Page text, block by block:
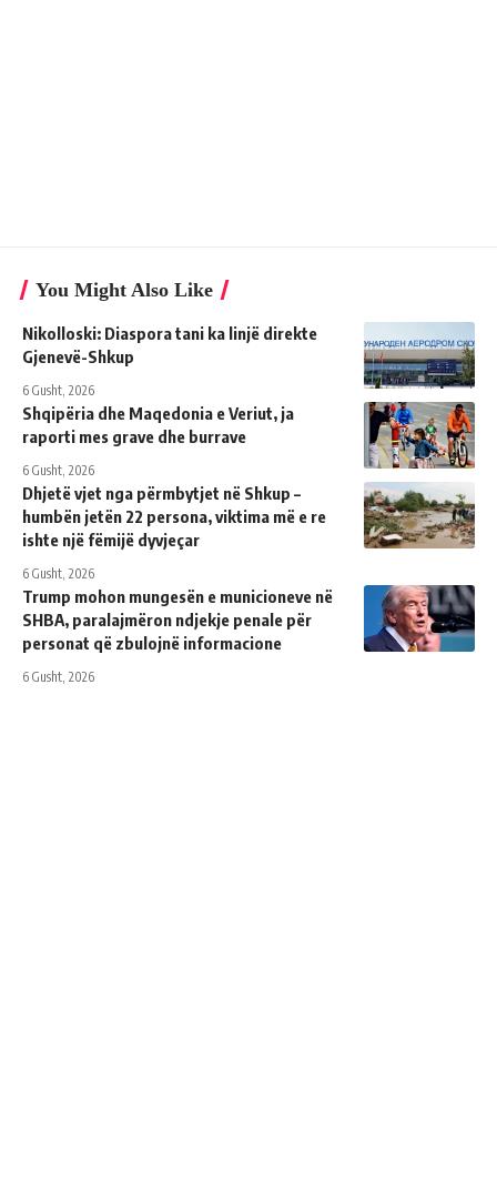
You Might Also Like
Nikolloski: Diaspora tani ka linjë direkte
Gjenevë-Shkup
6 Gusht, 2026
Shqipëria dhe Maqedonia e Veriut, ja
raporti mes grave dhe burrave
6 Gusht, 2026
Dhjetë vjet nga përmbytjet në Shkup –
humbën jetën 22 persona, viktima më e re
ishte një fëmijë dyvjeçar
6 Gusht, 2026
Trump mohon mungesën e municioneve në
SHBA, paralajmëron ndjekje penale për
personat që zbulojnë informacione
6 Gusht, 2026